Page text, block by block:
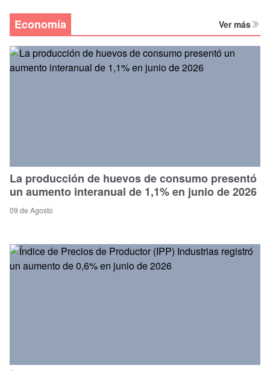
Economía Ver más
La producción de huevos de consumo presentó
un aumento interanual de 1,1% en junio de 2026
09 de Agosto